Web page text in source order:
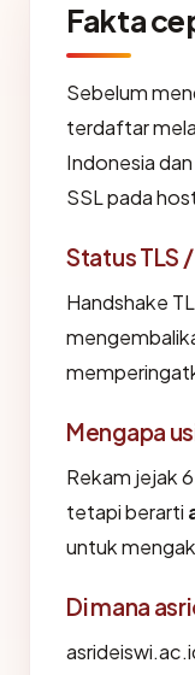
Fakta
Sebelum
terdaftar
Indonesia
SSL pada
Status TLS /
Handshake
Mengapa
Rekam jejak
tetapi berarti
untuk
Di mana